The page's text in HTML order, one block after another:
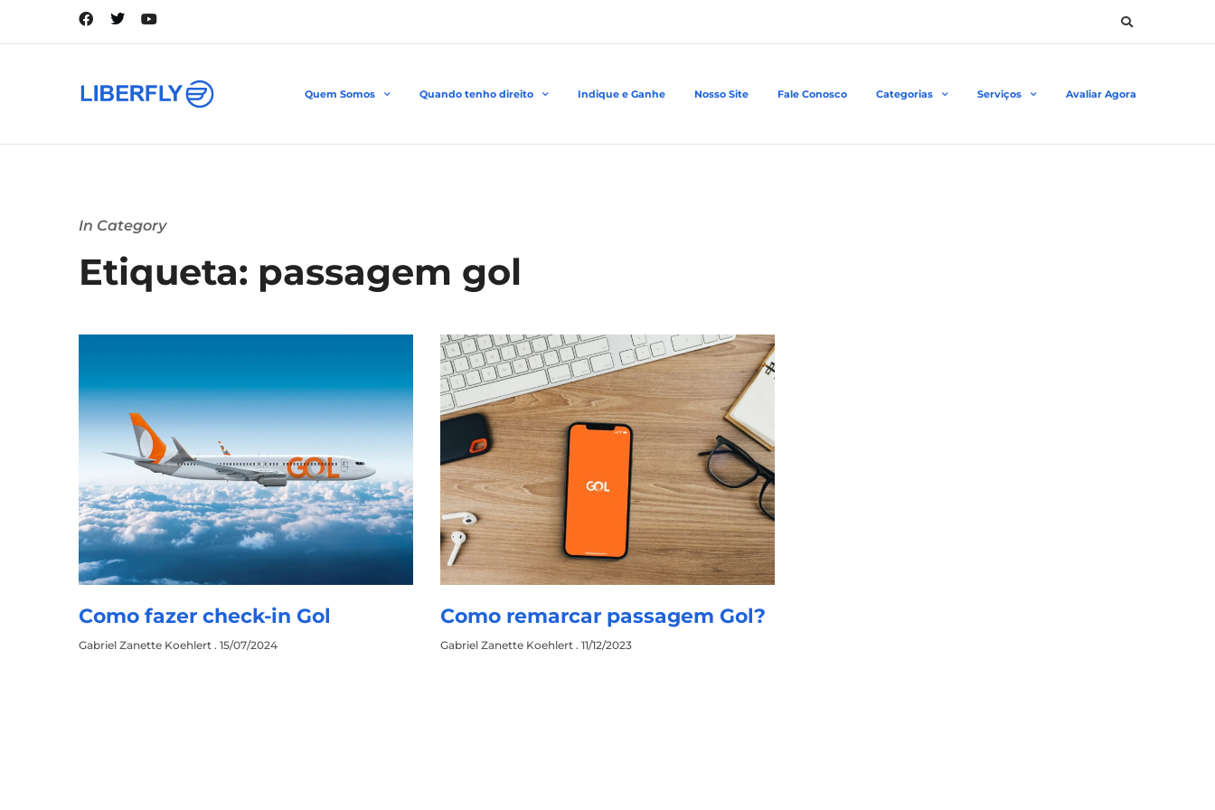
Quem Somos Quando tenho direito Indique e Ganhe Nosso Site Fale Conosco Categorias Serviços Avaliar Agora
In Category
Etiqueta: passagem gol
Como fazer check-in Gol
Gabriel Zanette Koehlert 15/07/2024
Como remarcar passagem Gol?
Gabriel Zanette Koehlert 11/12/2023